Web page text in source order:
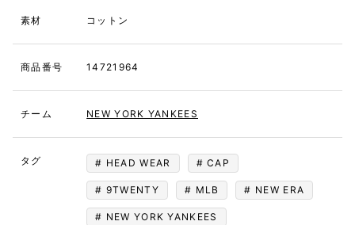
素材 コットン
商品番号 14721964
チーム NEW YORK YANKEES
タグ HEAD WEAR CAP
9TWENTY MLB NEW ERA
NEW YORK YANKEES